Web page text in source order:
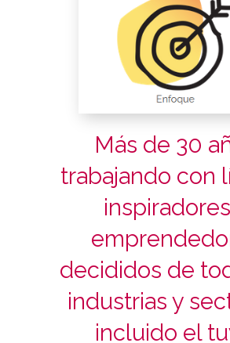
Más de 30
trabajando con
decididos de
industrias y
incluido el